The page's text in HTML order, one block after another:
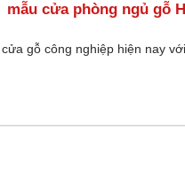
mẫu cửa phòng ngủ gỗ
gỗ công nghiệp hiện nay